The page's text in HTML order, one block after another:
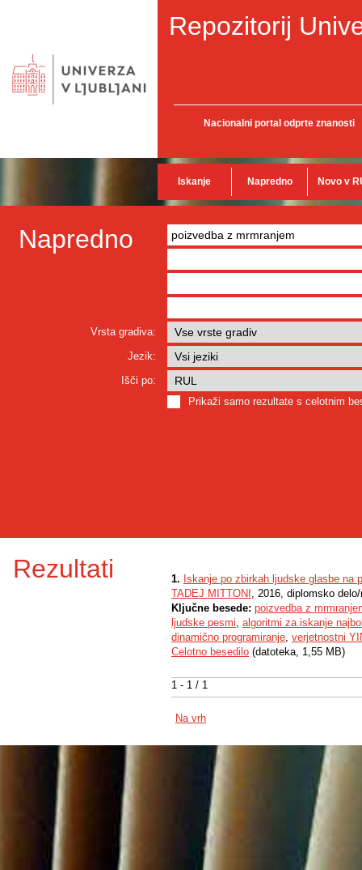
Repozitorij
Nacionalni portal odprte znanosti
Iskanje Napredno Novo v
Napredno
Vrsta gradiva:
Jezik:
Išči po:
Prikaži samo rezultate s celotnim
Rezultati
1 - 1 / 1
1. Iskanje po zbirkah ljudske glasbe na
TADEJ MITTONI , 2016, diplomsko
Ključne besede: poizvedba z
ljudske pesmi, algoritmi za iskanje
dinamično programiranje, verjetnostni
Celotno besedilo (datoteka, 1,55 MB)
Na vrh